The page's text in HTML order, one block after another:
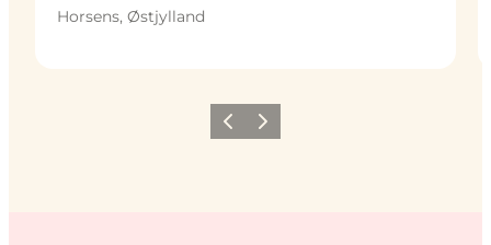
Horsens, Østjylland
ForrigeNæste